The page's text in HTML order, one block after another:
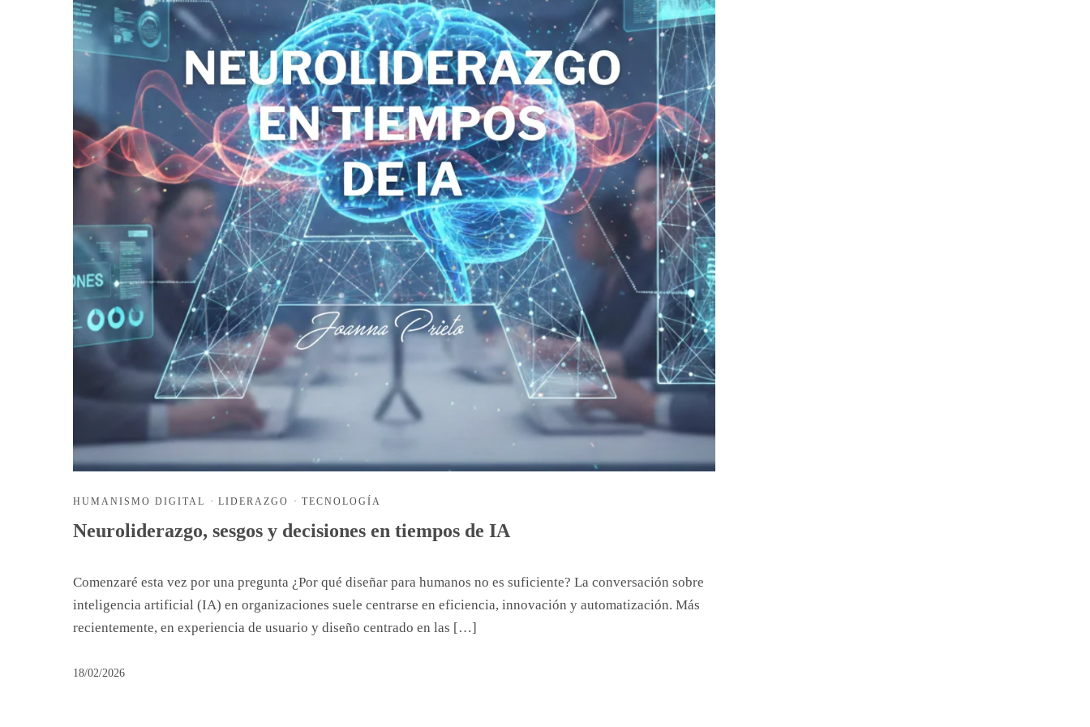
HUMANISMO DIGITAL · LIDERAZGO · TECNOLOGÍA
Neuroliderazgo, sesgos y decisiones en tiempos de IA
Comenzaré esta vez por una pregunta ¿Por qué diseñar para humanos no es suficiente? La conversación sobre
inteligencia artificial (IA) en organizaciones suele centrarse en eficiencia, innovación y automatización. Más
recientemente, en experiencia de usuario y diseño centrado en las […]
18/02/2026